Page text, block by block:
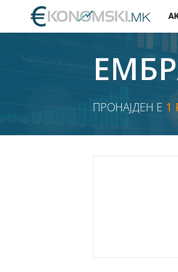
ПРОНАЈДЕН Е 1